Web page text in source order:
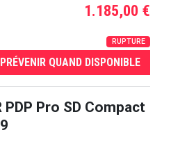
1.185,00 €
RUPTURE
QUAND DISPONIBLE
Pro SD Compact